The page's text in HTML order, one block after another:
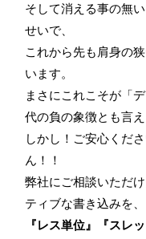
そして消える事の無
せいで、
これから先も肩身の
います。
まさにこれこそが「
代の負の象徴とも言え
しかし！ご安心くだ
ん！！
弊社にご相談いただ
ティブな書き込みを、
『レス単位』『スレ